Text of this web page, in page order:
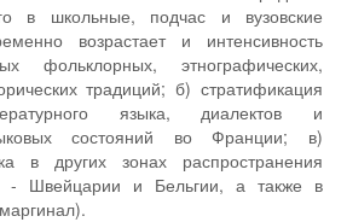
в школьные, подчас и вузовские
возрастает и интенсивность
фольклорных, этнографических,
традиций; б) стратификация
языка, диалектов и
состояний во Франции; в)
в других зонах распространения
- Швейцарии и Бельгии, а также в